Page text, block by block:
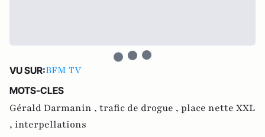
VU SUR:BFM TV
MOTS-CLES
Gérald Darmanin , trafic de drogue , place nette XXL
, interpellations